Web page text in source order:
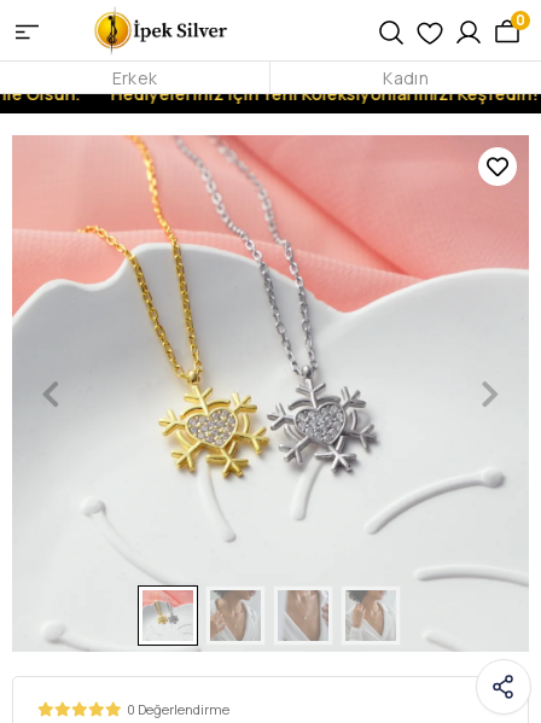
Olsun. Hediyeleriniz İçin Yeni Koleksiyonlarımızı Keşfedin!
0
Erkek Kadın
0 Değerlendirme